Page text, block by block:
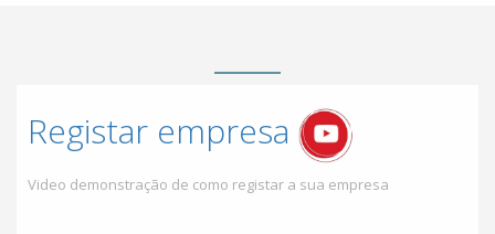
Registar empresa
Video demonstração de como registar a sua empresa